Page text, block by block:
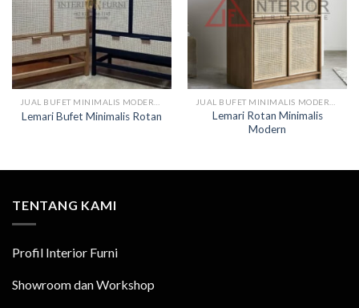
Lemari Bufet Minimalis Rotan
Lemari Rotan Minimalis
Modern
TENTANG KAMI
Profil Interior Furni
Showroom dan Workshop